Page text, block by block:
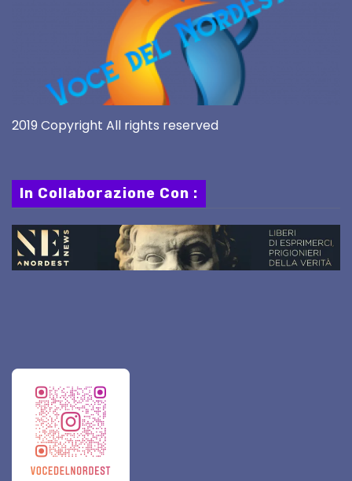
2019 Copyright All rights reserved
In Collaborazione Con :